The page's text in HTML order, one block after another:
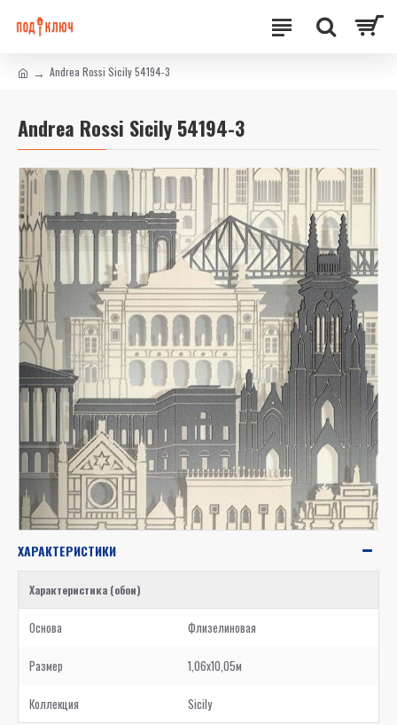
Andrea Rossi Sicily 54194-3
Andrea Rossi Sicily 54194-3
ХАРАКТЕРИСТИКИ
Характеристика (обои)
Основа Флизелиновая
Размер 1,06x10,05м
Коллекция Sicily